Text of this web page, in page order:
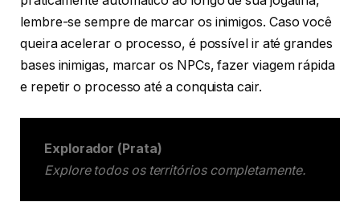
lembre-se sempre de marcar os inimigos. Caso você
queira acelerar o processo, é possível ir até grandes
bases inimigas, marcar os NPCs, fazer viagem rápida
e repetir o processo até a conquista cair.
Explorador (Prata)
Explore todos os territórios completamente.